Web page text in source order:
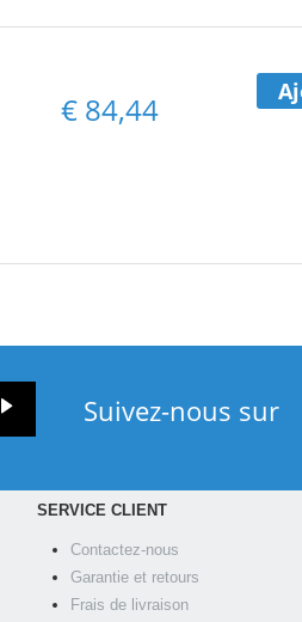
€ 84,44
Suivez-nous sur
SERVICE CLIENT
Contactez-nous
Garantie et retours
Frais de livraison